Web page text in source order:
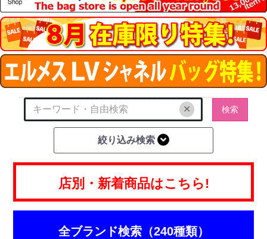
✕ 検索
絞り込み検索
店別・新着商品はこちら!
全ブランド検索（240種類）